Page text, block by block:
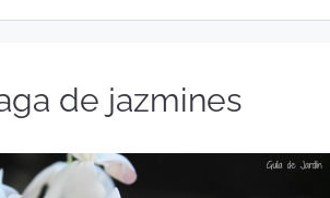
de jazmines